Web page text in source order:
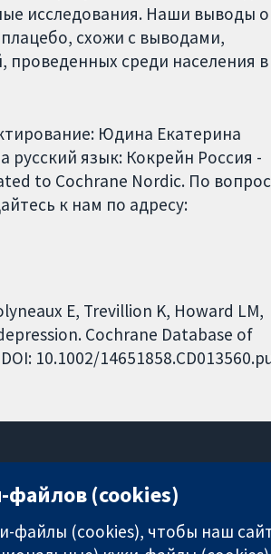
исследования. Наши выводы
схожи с выводами,
проведенных среди населения
Юдина Екатерина
язык: Кокрейн Россия -
to Cochrane Nordic. По
к нам по адресу:
E, Trevillion K, Howard LM,
Cochrane Database of
10.1002/
Square
файлов (cookies)
файлы (cookies), чтобы наш